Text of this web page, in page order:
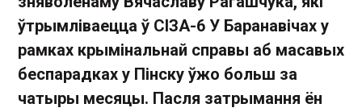
ўтрымліваецца ў СІЗА-6 У Баранавічах у
рамках крымінальнай справы аб масавых
беспарадках у Пінску ўжо больш за
чатыры месяцы. Пасля затрымання ён